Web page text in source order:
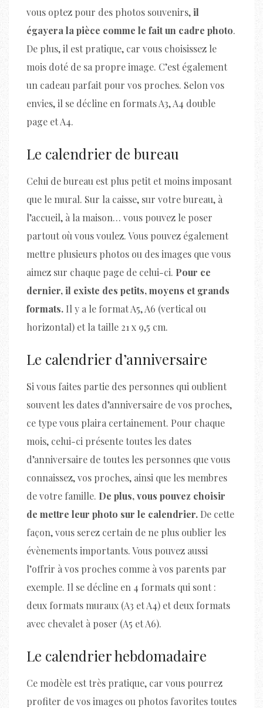
vous optez pour des photos souvenirs,il
égayera la pièce comme le fait un cadre photo.
De plus, il est pratique, car vous choisissez le
mois doté de sa propre image. C’est également
un cadeau parfait pour vos proches. Selon vos
envies, il se décline en formats A3, A4 double
page et A4.
Le calendrier de bureau
Celui de bureau est plus petit et moins imposant
que le mural. Sur la caisse, sur votre bureau, à
l’accueil, à la maison… vous pouvez le poser
partout où vous voulez. Vous pouvez également
mettre plusieurs photos ou des images que vous
aimez sur chaque page de celui-ci. Pour ce
dernier, il existe des petits, moyens et grands
formats. Il y a le format A5, A6 (vertical ou
horizontal) et la taille 21 x 9,5 cm.
Le calendrier d’anniversaire
Si vous faites partie des personnes qui oublient
souvent les dates d’anniversaire de vos proches,
ce type vous plaira certainement. Pour chaque
mois, celui-ci présente toutes les dates
d’anniversaire de toutes les personnes que vous
connaissez, vos proches, ainsi que les membres
de votre famille. De plus, vous pouvez choisir
de mettre leur photo sur le calendrier. De cette
façon, vous serez certain de ne plus oublier les
évènements importants. Vous pouvez aussi
l’offrir à vos proches comme à vos parents par
exemple. Il se décline en 4 formats qui sont :
deux formats muraux (A3 et A4) et deux formats
avec chevalet à poser (A5 et A6).
Le calendrier hebdomadaire
Ce modèle est très pratique, car vous pourrez
profiter de vos images ou photos favorites toutes